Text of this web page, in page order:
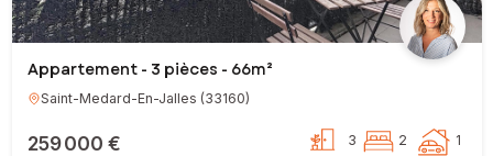
Appartement - 3 pièces - 66m²
Saint-Medard-En-Jalles (33160)
259 000 € 3 2 1